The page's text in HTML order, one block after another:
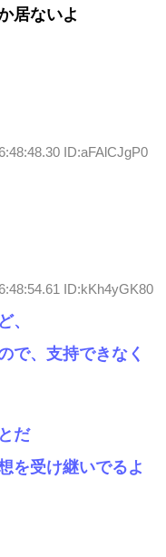
居ないよ
ID:aFAlCJgP0
ID:kKh4yGK80
、
で、支持できなく
だ
を受け継いでるよ